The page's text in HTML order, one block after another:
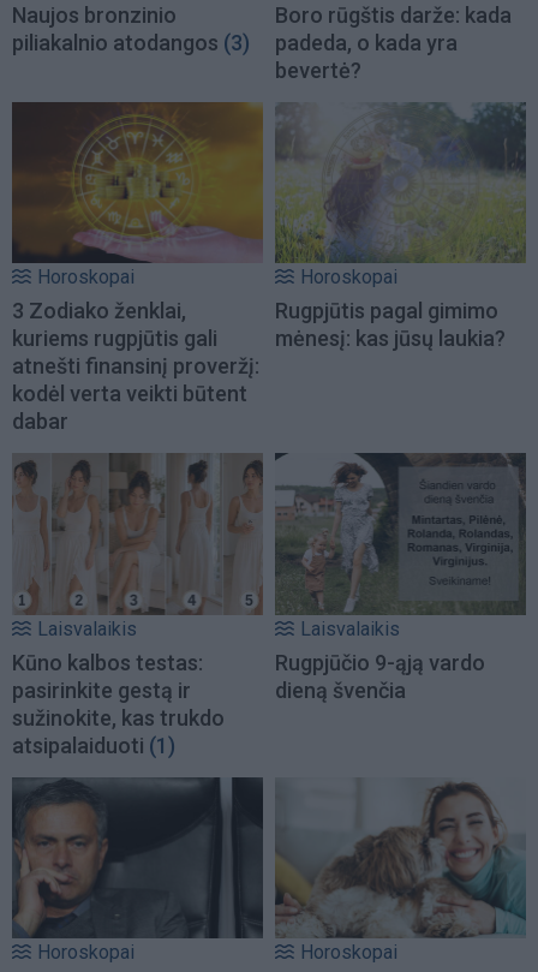
Naujos bronzinio
piliakalnio atodangos (3)
Boro rūgštis darže: kada
padeda, o kada yra
bevertė?
Horoskopai
3 Zodiako ženklai,
kuriems rugpjūtis gali
atnešti finansinį proveržį:
kodėl verta veikti būtent
dabar
Horoskopai
Rugpjūtis pagal gimimo
mėnesį: kas jūsų laukia?
Laisvalaikis
Kūno kalbos testas:
pasirinkite gestą ir
sužinokite, kas trukdo
atsipalaiduoti (1)
Laisvalaikis
Rugpjūčio 9-ąją vardo
dieną švenčia
Horoskopai Horoskopai